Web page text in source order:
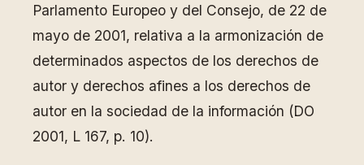
Parlamento Europeo y del Consejo, de 22 de
mayo de 2001, relativa a la armonización de
determinados aspectos de los derechos de
autor y derechos afines a los derechos de
autor en la sociedad de la información (DO
2001, L 167, p. 10).